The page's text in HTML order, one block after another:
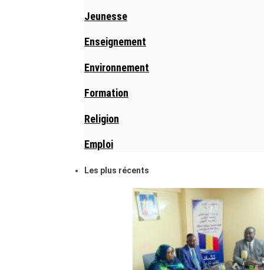
Jeunesse
Enseignement
Environnement
Formation
Religion
Emploi
Les plus récents